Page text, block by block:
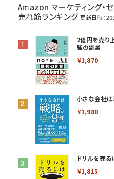
Amazon マーケティング・
売れ筋ランキング 更新日時：
2億円を売
強の副業
￥1,870
小さな会社
￥1,980
ドリルを売
￥1,815